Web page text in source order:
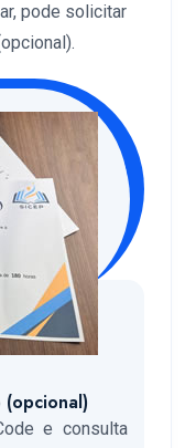
pode solicitar
e consulta